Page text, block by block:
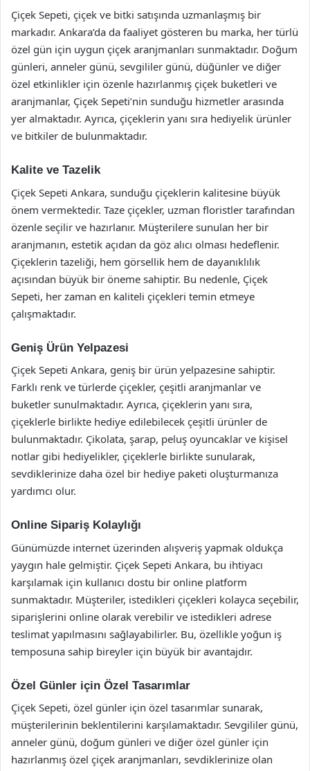
Çiçek Sepeti, çiçek ve bitki satışında uzmanlaşmış bir
markadır. Ankara’da da faaliyet gösteren bu marka, her türlü
özel gün için uygun çiçek aranjmanları sunmaktadır. Doğum
günleri, anneler günü, sevgililer günü, düğünler ve diğer
özel etkinlikler için özenle hazırlanmış çiçek buketleri ve
aranjmanlar, Çiçek Sepeti’nin sunduğu hizmetler arasında
yer almaktadır. Ayrıca, çiçeklerin yanı sıra hediyelik ürünler
ve bitkiler de bulunmaktadır.
Kalite ve Tazelik
Çiçek Sepeti Ankara, sunduğu çiçeklerin kalitesine büyük
önem vermektedir. Taze çiçekler, uzman floristler tarafından
özenle seçilir ve hazırlanır. Müşterilere sunulan her bir
aranjmanın, estetik açıdan da göz alıcı olması hedeflenir.
Çiçeklerin tazeliği, hem görsellik hem de dayanıklılık
açısından büyük bir öneme sahiptir. Bu nedenle, Çiçek
Sepeti, her zaman en kaliteli çiçekleri temin etmeye
çalışmaktadır.
Geniş Ürün Yelpazesi
Çiçek Sepeti Ankara, geniş bir ürün yelpazesine sahiptir.
Farklı renk ve türlerde çiçekler, çeşitli aranjmanlar ve
buketler sunulmaktadır. Ayrıca, çiçeklerin yanı sıra,
çiçeklerle birlikte hediye edilebilecek çeşitli ürünler de
bulunmaktadır. Çikolata, şarap, peluş oyuncaklar ve kişisel
notlar gibi hediyelikler, çiçeklerle birlikte sunularak,
sevdiklerinize daha özel bir hediye paketi oluşturmanıza
yardımcı olur.
Online Sipariş Kolaylığı
Günümüzde internet üzerinden alışveriş yapmak oldukça
yaygın hale gelmiştir. Çiçek Sepeti Ankara, bu ihtiyacı
karşılamak için kullanıcı dostu bir online platform
sunmaktadır. Müşteriler, istedikleri çiçekleri kolayca seçebilir,
siparişlerini online olarak verebilir ve istedikleri adrese
teslimat yapılmasını sağlayabilirler. Bu, özellikle yoğun iş
temposuna sahip bireyler için büyük bir avantajdır.
Özel Günler için Özel Tasarımlar
Çiçek Sepeti, özel günler için özel tasarımlar sunarak,
müşterilerinin beklentilerini karşılamaktadır. Sevgililer günü,
anneler günü, doğum günleri ve diğer özel günler için
hazırlanmış özel çiçek aranjmanları, sevdiklerinize olan